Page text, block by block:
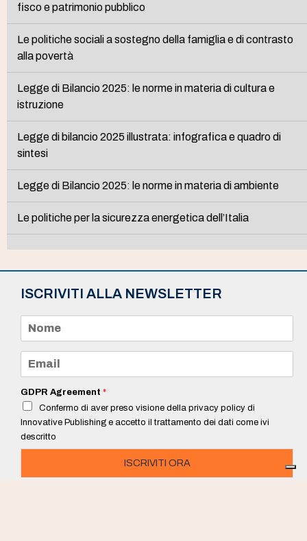
fisco e patrimonio pubblico
Le politiche sociali a sostegno della famiglia e di contrasto
alla povertà
Legge di Bilancio 2025: le norme in materia di cultura e
istruzione
Legge di bilancio 2025 illustrata: infografica e quadro di
sintesi
Legge di Bilancio 2025: le norme in materia di ambiente
Le politiche per la sicurezza energetica dell’Italia
ISCRIVITI ALLA NEWSLETTER
m
e
a
i
*
GDPR Agreement *
Confermo di aver preso visione della privacy policy di
Innovative Publishing e accetto il trattamento dei dati come ivi
descritto
ISCRIVITI ORA